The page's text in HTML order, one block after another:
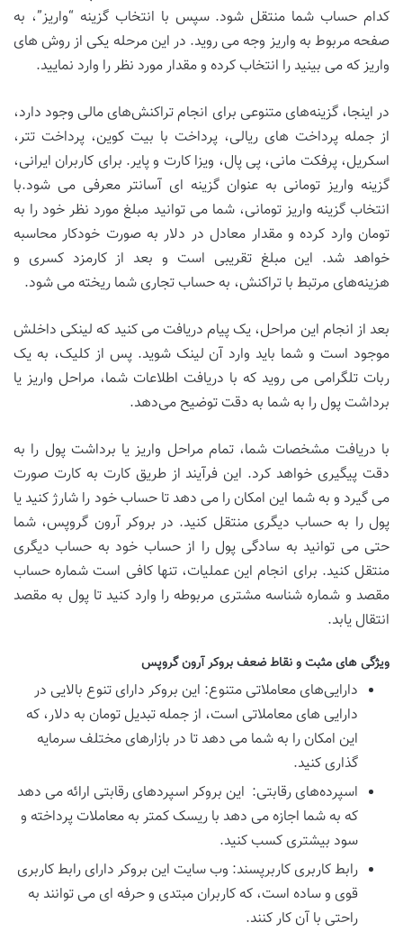
کدام حساب شما منتقل شود. سپس با انتخاب گزینه “واریز”، به
صفحه مربوط به واریز وجه می روید. در این مرحله یکی از روش ‌های
واریز که می بینید را انتخاب کرده و مقدار مورد نظر را وارد نمایید.
در اینجا، گزینه‌های متنوعی برای انجام تراکنش‌های مالی وجود دارد،
از جمله پرداخت‌ های ریالی، پرداخت با بیت کوین، پرداخت تتر،
اسکریل، پرفکت مانی، پی پال، ویزا کارت و پایر. برای کاربران ایرانی،
گزینه واریز تومانی به عنوان گزینه ‌ای آسانتر معرفی می ‌شود.با
انتخاب گزینه واریز تومانی، شما می ‌توانید مبلغ مورد نظر خود را به
تومان وارد کرده و مقدار معادل در دلار به صورت خودکار محاسبه
خواهد شد. این مبلغ تقریبی است و بعد از کارمزد کسری و
هزینه‌های مرتبط با تراکنش، به حساب تجاری شما ریخته می شود.
بعد از انجام این مراحل، یک پیام دریافت می کنید که لینکی داخلش
موجود است و شما باید وارد آن لینک شوید. پس از کلیک، به یک
ربات تلگرامی می روید که با دریافت اطلاعات شما، مراحل واریز یا
برداشت پول را به شما به دقت توضیح می‌دهد.
با دریافت مشخصات شما، تمام مراحل واریز یا برداشت پول را به
دقت پیگیری خواهد کرد. این فرآیند از طریق کارت به کارت صورت
می ‌گیرد و به شما این امکان را می ‌دهد تا حساب خود را شارژ کنید یا
پول را به حساب دیگری منتقل کنید. در بروکر آرون گروپس، شما
حتی می ‌توانید به سادگی پول را از حساب خود به حساب دیگری
منتقل کنید. برای انجام این عملیات، تنها کافی است شماره حساب
مقصد و شماره شناسه مشتری مربوطه را وارد کنید تا پول به مقصد
انتقال یابد.
ویژگی های مثبت و نقاط ضعف بروکر آرون گروپس
دارایی‌های معاملاتی متنوع: این بروکر دارای تنوع بالایی در
دارایی ‌های معاملاتی است، از جمله تبدیل تومان به دلار، که
این امکان را به شما می ‌دهد تا در بازارهای مختلف سرمایه‌
گذاری کنید.
اسپرده‌های رقابتی: این بروکر اسپردهای رقابتی ارائه می ‌دهد
که به شما اجازه می‌ دهد با ریسک کمتر به معاملات پرداخته و
سود بیشتری کسب کنید.
رابط کاربری کاربرپسند: وب‌ سایت این بروکر دارای رابط کاربری
قوی و ساده است، که کاربران مبتدی و حرفه‌ ای می ‌توانند به
راحتی با آن کار کنند.